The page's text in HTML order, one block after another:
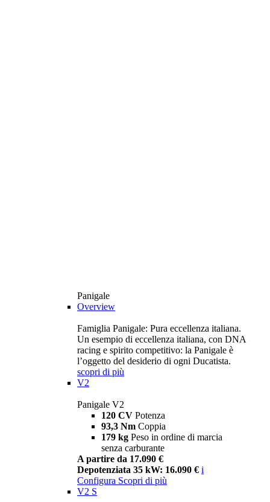
Panigale
Overview
Famiglia Panigale: Pura eccellenza italiana.
Un esempio di eccellenza italiana, con DNA
racing e spirito competitivo: la Panigale è
l’oggetto del desiderio di ogni Ducatista.
scopri di più
V2
Panigale V2
120 CV Potenza
93,3 Nm Coppia
179 kg Peso in ordine di marcia
senza carburante
A partire da 17.090 €
Depotenziata 35 kW: 16.090 € i
Configura Scopri di più
V2 S